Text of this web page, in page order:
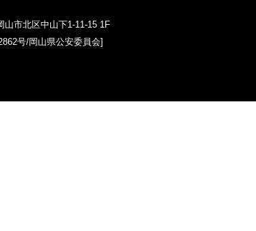
山市北区中山下1-11-15 1F
号/岡山県公安委員会]